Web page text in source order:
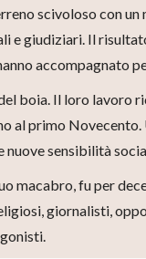
scivoloso con
e giudiziari. Il
accompagnato
boia. Il loro lavoro
al primo
sensibilità
macabro, fu per
giornalisti,